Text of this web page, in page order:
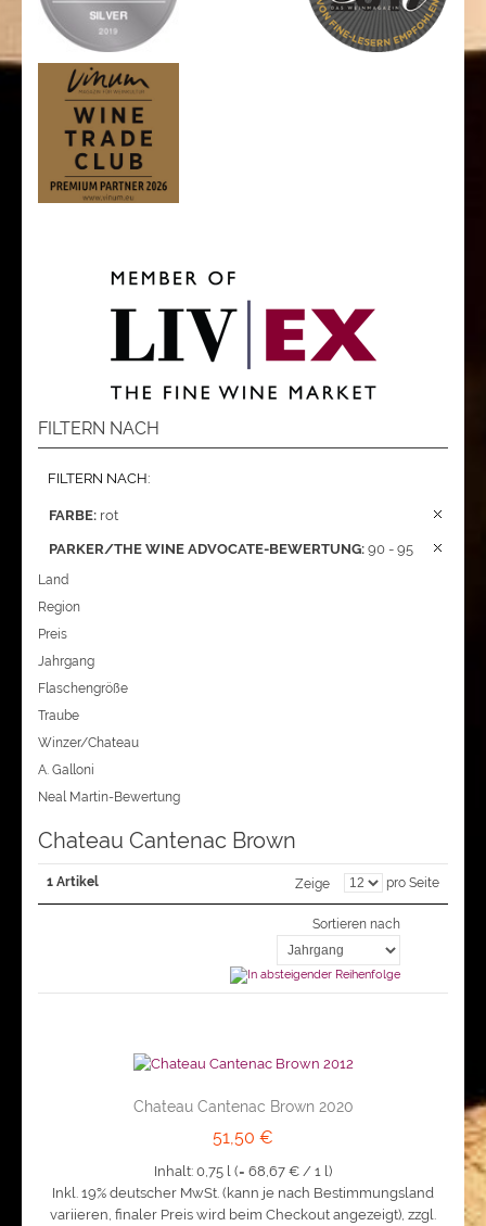
FILTERN NACH
FILTERN NACH:
FARBE: rot
PARKER/THE WINE ADVOCATE-BEWERTUNG: 90 - 95
Land
Region
Preis
Jahrgang
Flaschengröße
Traube
Winzer/Chateau
A. Galloni
Neal Martin-Bewertung
Chateau Cantenac Brown
1 Artikel Zeige pro Seite
Sortieren nach
Chateau Cantenac Brown 2020
51,50 €
Inhalt: 0,75 l (= 68,67 € / 1 l)
Inkl. 19% deutscher MwSt. (kann je nach Bestimmungsland
variieren, finaler Preis wird beim Checkout angezeigt), zzgl.